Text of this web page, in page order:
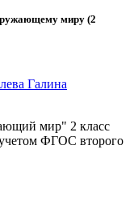
миру (2
Галина
мир" 2 класс
ФГОС второго